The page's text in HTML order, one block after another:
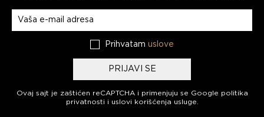
Prihvatam uslove
PRIJAVI SE
Ovaj sajt je zaštićen reCAPTCHA i primenjuju se Google politika
privatnosti i uslovi korišćenja usluge